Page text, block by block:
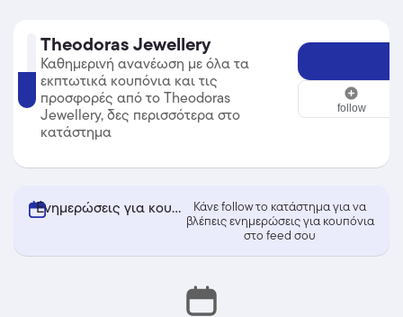
Theodoras Jewellery
Theodoras Jewellery
Καθημερινή ανανέωση με όλα τα
εκπτωτικά κουπόνια και τις
προσφορές από το Theodoras
Jewellery, δες περισσότερα στο
κατάστημα
follow
Ενημερώσεις για κουπόνια από Theodoras Jewellery
Κάνε follow το κατάστημα για να
βλέπεις ενημερώσεις για κουπόνια
στο feed σου